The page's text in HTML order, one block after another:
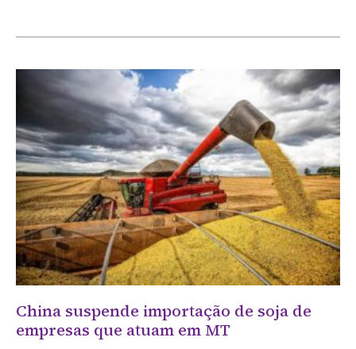
China suspende importação de soja de
empresas que atuam em MT